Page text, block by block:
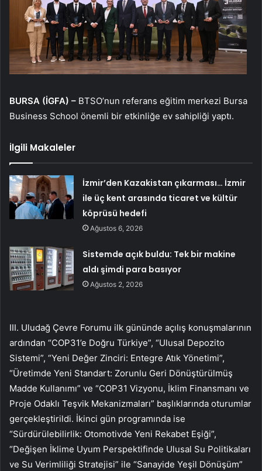
BURSA (İGFA) – BTSO’nun referans eğitim merkezi Bursa
Business School önemli bir etkinliğe ev sahipliği yaptı.
İlgili Makaleler
İzmir’den Kazakistan çıkarması… İzmir
ile üç kent arasında ticaret ve kültür
köprüsü hedefi
Ağustos 6, 2026
Sistemde açık buldu: Tek bir makine
aldı şimdi para basıyor
Ağustos 2, 2026
III. Uludağ Çevre Forumu ilk gününde açılış konuşmalarının
ardından “COP31’e Doğru Türkiye”, “Ulusal Depozito
Sistemi”, “Yeni Değer Zinciri: Entegre Atık Yönetimi”,
“Üretimde Yeni Standart: Zorunlu Geri Dönüştürülmüş
Madde Kullanımı” ve “COP31 Vizyonu, İklim Finansmanı ve
Proje Odaklı Teşvik Mekanizmaları” başlıklarında oturumlar
gerçekleştirildi. İkinci gün programında ise
“Sürdürülebilirlik: Otomotivde Yeni Rekabet Eşiği”,
“Değişen İklime Uyum Perspektifinde Ulusal Su Politikaları
ve Su Verimliliği Stratejisi” ile “Sanayide Yeşil Dönüşüm”